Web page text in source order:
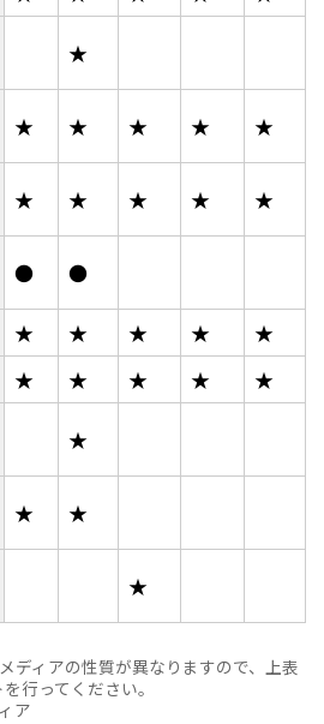
登録
、終始点補正、円θ補正、オフセ
複数登録できます。
類
使用する際に必要なフェルトマ
用意。バラエティ豊かな素材に
★
★ ★ ★ ★ ★
★ ★ ★ ★ ★
● ●
★ ★ ★ ★
★
★ ★ ★ ★
★
★
★ ★
★
ディアの性質が異なりますので、上表
行ってください。
ア